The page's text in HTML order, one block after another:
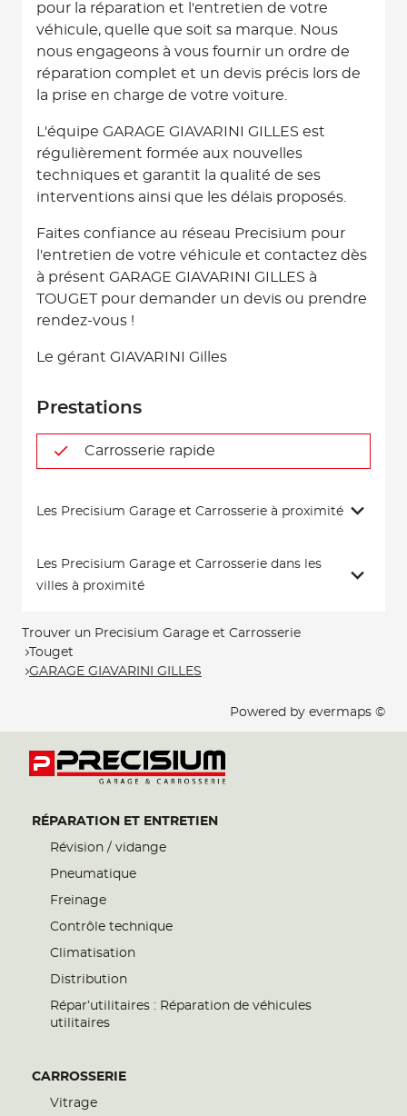
pour la réparation et l'entretien de votre
véhicule, quelle que soit sa marque. Nous
nous engageons à vous fournir un ordre de
réparation complet et un devis précis lors de
la prise en charge de votre voiture.
L'équipe GARAGE GIAVARINI GILLES est
régulièrement formée aux nouvelles
techniques et garantit la qualité de ses
interventions ainsi que les délais proposés.
Faites confiance au réseau Precisium pour
l'entretien de votre véhicule et contactez dès
à présent GARAGE GIAVARINI GILLES à
TOUGET pour demander un devis ou prendre
rendez-vous !
Le gérant GIAVARINI Gilles
Prestations
Carrosserie rapide
Les Precisium Garage et Carrosserie à proximité
Les Precisium Garage et Carrosserie dans les
villes à proximité
Trouver un Precisium Garage et Carrosserie
Touget
GARAGE GIAVARINI GILLES
Powered by evermaps ©
RÉPARATION ET ENTRETIEN
Révision / vidange
Pneumatique
Freinage
Contrôle technique
Climatisation
Distribution
Répar’utilitaires : Réparation de véhicules
utilitaires
CARROSSERIE
Vitrage